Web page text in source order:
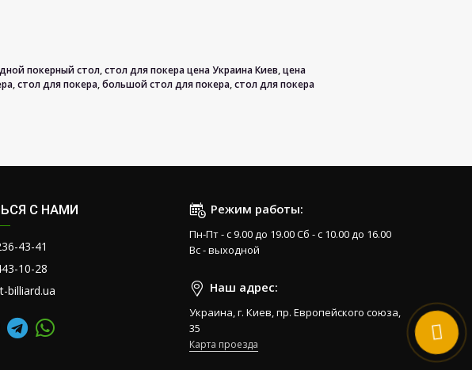
покерный стол,стол для покера цена Украина Киев,цена
,стол для покера,большой стол для покера,стол для покера
Режим работы:
Пн-Пт - с 9.00 до 19.00 Сб - с 10.00 до 16.00
Вс - выходной
Наш адрес:
Украина, г. Киев, пр. Европейского союза,
35
Карта проезда
С НАМИ
43-41
10-28
billiard.ua